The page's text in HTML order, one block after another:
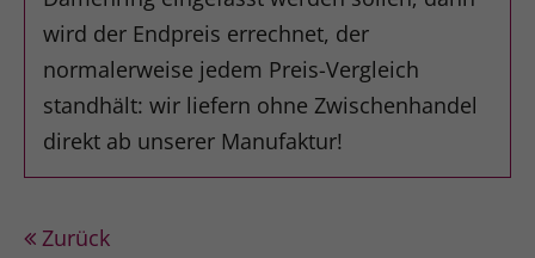
wird der Endpreis errechnet, der
normalerweise jedem Preis-Vergleich
standhält: wir liefern ohne Zwischenhandel
direkt ab unserer Manufaktur!
Zurück